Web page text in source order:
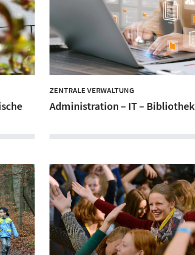
ZENTRALE VERWALTUNG
Administration – IT – Bibliothek